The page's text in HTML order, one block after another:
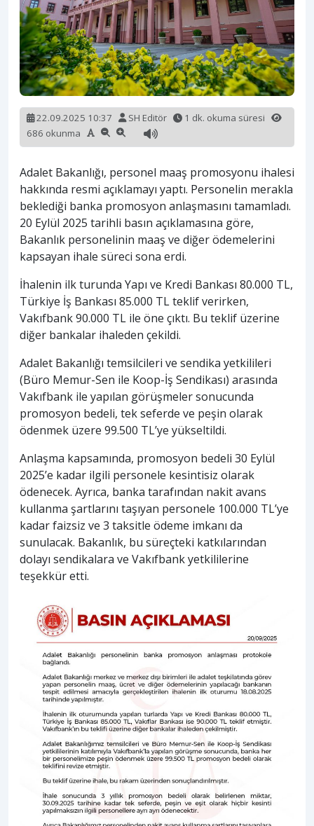
22.09.2025 10:37 SH Editör
1 dk. okuma süresi
686 okunma
Adalet Bakanlığı, personel maaş promosyonu ihalesi
hakkında resmi açıklamayı yaptı. Personelin merakla
beklediği banka promosyon anlaşmasını tamamladı.
20 Eylül 2025 tarihli basın açıklamasına göre,
Bakanlık personelinin maaş ve diğer ödemelerini
kapsayan ihale süreci sona erdi.
İhalenin ilk turunda Yapı ve Kredi Bankası 80.000 TL,
Türkiye İş Bankası 85.000 TL teklif verirken,
Vakıfbank 90.000 TL ile öne çıktı. Bu teklif üzerine
diğer bankalar ihaleden çekildi.
Adalet Bakanlığı temsilcileri ve sendika yetkilileri
(Büro Memur-Sen ile Koop-İş Sendikası) arasında
Vakıfbank ile yapılan görüşmeler sonucunda
promosyon bedeli, tek seferde ve peşin olarak
ödenmek üzere 99.500 TL’ye yükseltildi.
Anlaşma kapsamında, promosyon bedeli 30 Eylül
2025’e kadar ilgili personele kesintisiz olarak
ödenecek. Ayrıca, banka tarafından nakit avans
kullanma şartlarını taşıyan personele 100.000 TL’ye
kadar faizsiz ve 3 taksitle ödeme imkanı da
sunulacak. Bakanlık, bu süreçteki katkılarından
dolayı sendikalara ve Vakıfbank yetkililerine
teşekkür etti.